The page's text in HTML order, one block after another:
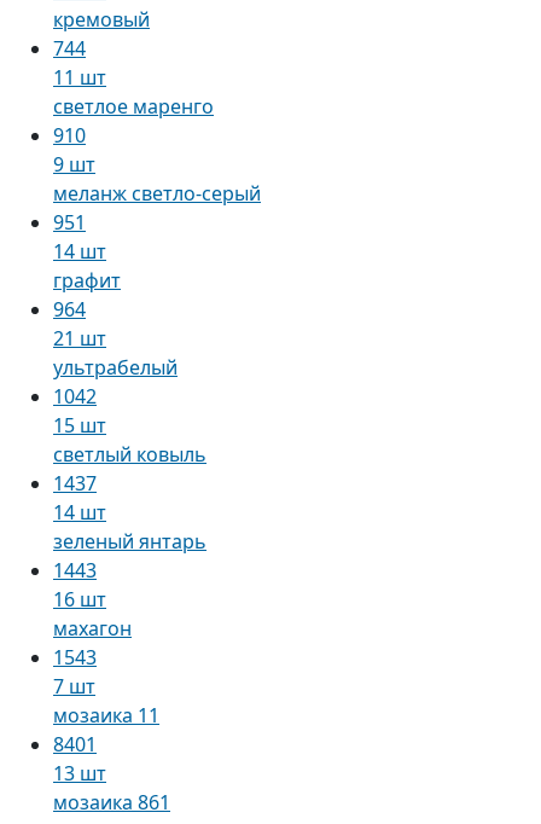
кремовый
744
11 шт
светлое маренго
910
9 шт
меланж светло-серый
951
14 шт
графит
964
21 шт
ультрабелый
1042
15 шт
светлый ковыль
1437
14 шт
зеленый янтарь
1443
16 шт
махагон
1543
7 шт
мозаика 11
8401
13 шт
мозаика 861